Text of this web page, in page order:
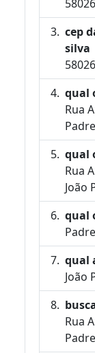
cep
silva
qual
Rua
qual
Rua
João
qual
qual
João
Rua